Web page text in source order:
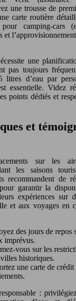
une trousse de
carte routière
camping-cars
et
une
pas toujours
litres d’eau par
essentielle. Videz
points dédiés et
et
sur les
les saisons
recommandent de
garantir la
expériences sur
et aux voyages en
des jours de repos
imprévus.
vous sur les
historiques.
une carte de
: